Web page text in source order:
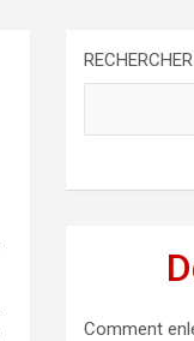
RECHERCHER
Comment